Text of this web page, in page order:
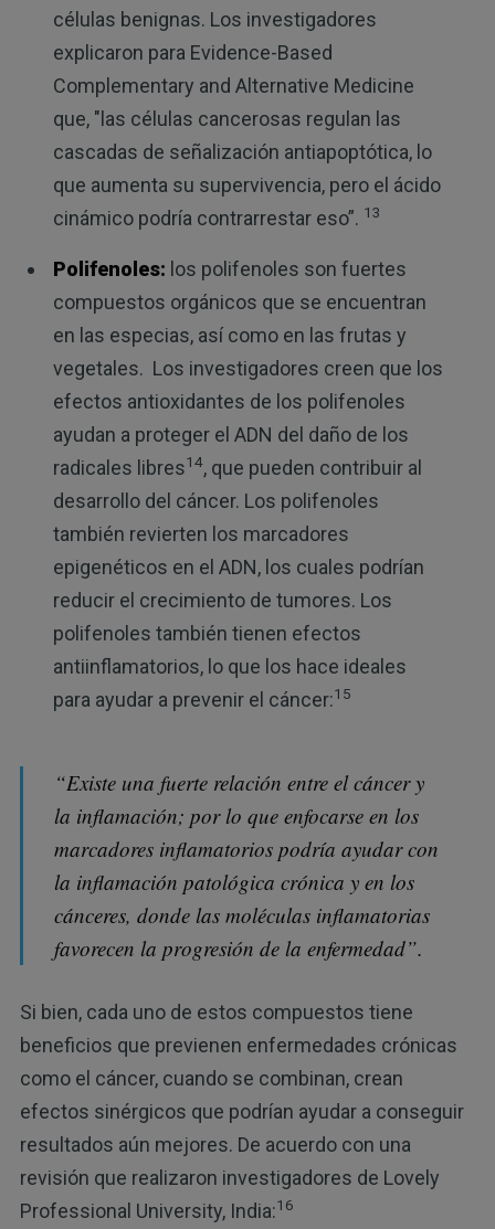
células benignas. Los investigadores
explicaron para Evidence-Based
Complementary and Alternative Medicine
que, "las células cancerosas regulan las
cascadas de señalización antiapoptótica, lo
que aumenta su supervivencia, pero el ácido
cinámico podría contrarrestar eso”. 13
Polifenoles: los polifenoles son fuertes
compuestos orgánicos que se encuentran
en las especias, así como en las frutas y
vegetales. Los investigadores creen que los
efectos antioxidantes de los polifenoles
ayudan a proteger el ADN del daño de los
radicales libres14, que pueden contribuir al
desarrollo del cáncer. Los polifenoles
también revierten los marcadores
epigenéticos en el ADN, los cuales podrían
reducir el crecimiento de tumores. Los
polifenoles también tienen efectos
antiinflamatorios, lo que los hace ideales
para ayudar a prevenir el cáncer:15
“Existe una fuerte relación entre el cáncer y
la inflamación; por lo que enfocarse en los
marcadores inflamatorios podría ayudar con
la inflamación patológica crónica y en los
cánceres, donde las moléculas inflamatorias
favorecen la progresión de la enfermedad”.
Si bien, cada uno de estos compuestos tiene
beneficios que previenen enfermedades crónicas
como el cáncer, cuando se combinan, crean
efectos sinérgicos que podrían ayudar a conseguir
resultados aún mejores. De acuerdo con una
revisión que realizaron investigadores de Lovely
Professional University, India:16